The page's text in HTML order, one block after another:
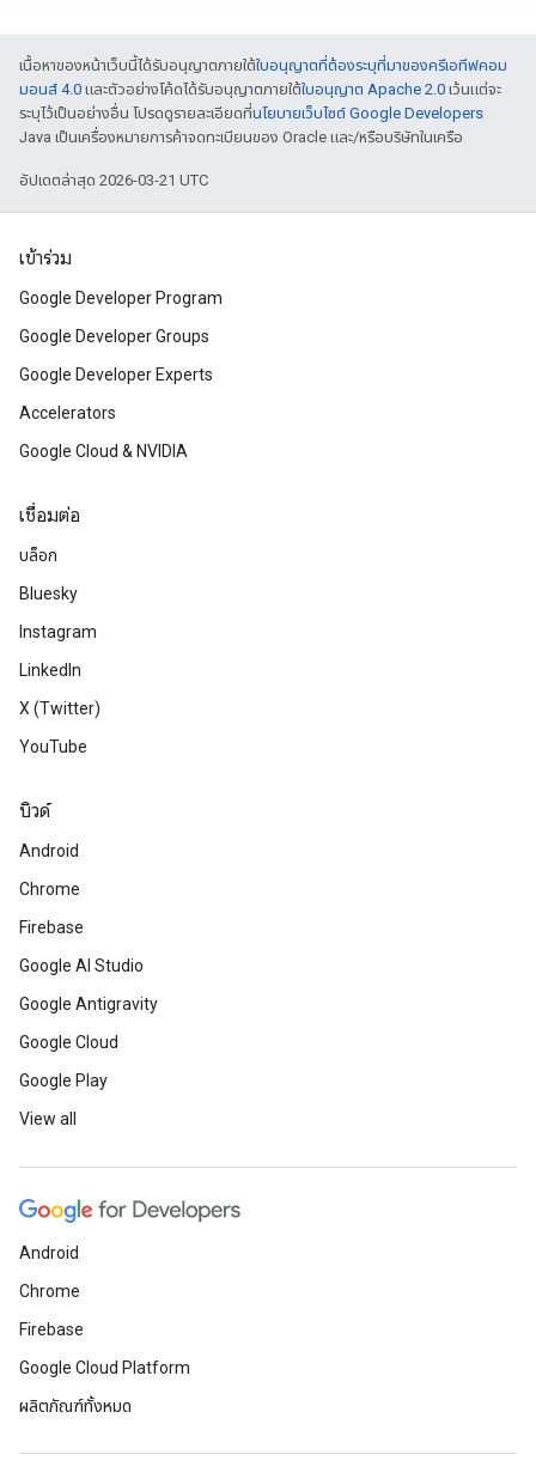
เนื้อหาของหน้าเว็บนี้ได้รับอนุญาตภายใต้ใบอนุญาตที่ต้องระบุที่มาของครีเอทีฟคอม
มอนส์ 4.0 และตัวอย่างโค้ดได้รับอนุญาตภายใต้ใบอนุญาต Apache 2.0 เว้นแต่จะ
ระบุไว้เป็นอย่างอื่น โปรดดูรายละเอียดที่นโยบายเว็บไซต์ Google Developers
Java เป็นเครื่องหมายการค้าจดทะเบียนของ Oracle และ/หรือบริษัทในเครือ
อัปเดตล่าสุด 2026-03-21 UTC
เข้าร่วม
Google Developer Program
Google Developer Groups
Google Developer Experts
Accelerators
Google Cloud & NVIDIA
เชื่อมต่อ
บล็อก
Bluesky
Instagram
LinkedIn
X (Twitter)
YouTube
บิวด์
Android
Chrome
Firebase
Google AI Studio
Google Antigravity
Google Cloud
Google Play
View all
Android
Chrome
Firebase
Google Cloud Platform
ผลิตภัณฑ์ทั้งหมด